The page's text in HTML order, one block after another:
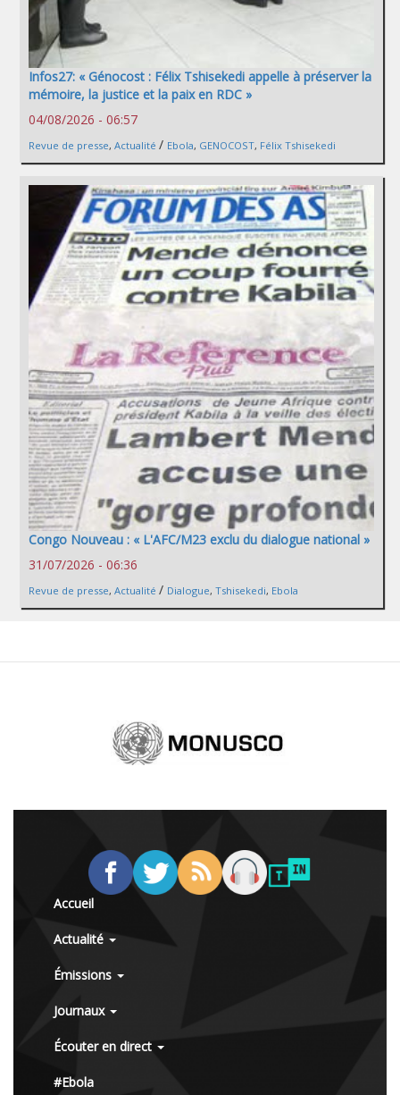
Infos27: « Génocost : Félix Tshisekedi appelle à préserver la
mémoire, la justice et la paix en RDC »
04/08/2026 - 06:57
Revue de presse, Actualité / Ebola, GENOCOST, Félix Tshisekedi
Congo Nouveau : « L'AFC/M23 exclu du dialogue national »
31/07/2026 - 06:36
Revue de presse, Actualité / Dialogue, Tshisekedi, Ebola
Accueil
Actualité
Émissions
Journaux
Écouter en direct
#Ebola